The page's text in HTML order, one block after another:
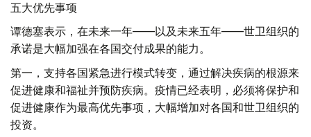
五大优先事项
谭德塞表示，在未来一年——以及未来五年——世卫组织的
承诺是大幅加强在各国交付成果的能力。
第一，支持各国紧急进行模式转变，通过解决疾病的根源来
促进健康和福祉并预防疾病。疫情已经表明，必须将保护和
促进健康作为最高优先事项，大幅增加对各国和世卫组织的
投资。